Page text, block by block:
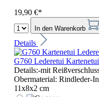
19,90 €*
In den Warenkorb
Details
G760 Lederetui
Details:-mit
Obermaterial: Rindleder-
11x8x2 cm